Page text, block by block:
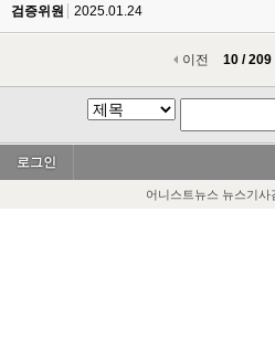
검증위원 2025.01.24
이전 10 / 209
로그인
어니스트뉴스 뉴스기사